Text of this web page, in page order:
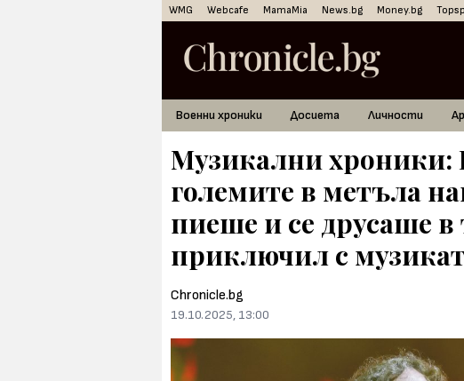
WMG Webcafe MamaMia News.bg Money.bg
Военни хроники Досиета Личности
Музикални хроники:
големите в метъла
пиеше и се друсаше
приключил с
Chronicle.bg
19.10.2025, 13:00